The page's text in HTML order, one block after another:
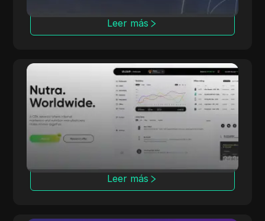
Leer más
dr.cash
Con 6 años de experiencia, dr.cash ofrece
más de 2000 productos Nutra en 200
regiones, incluyendo lugares exóticos.
Leer más